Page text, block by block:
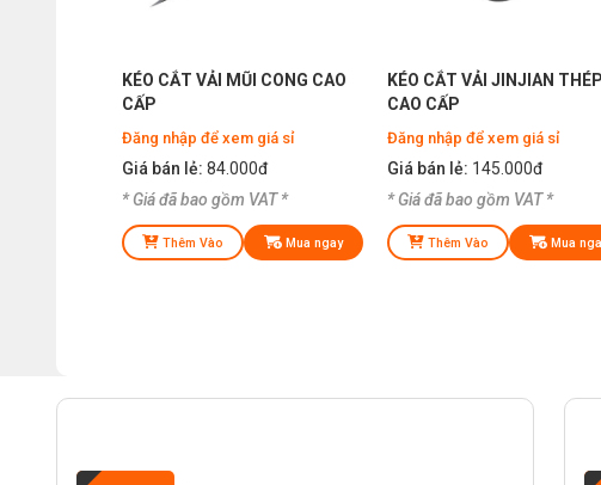
KÉO CẮT VẢI MŨI CONG CAO
CẤP
Đăng nhập để xem giá sỉ
Giá bán lẻ: 84.000đ
* Giá đã bao gồm VAT *
Thêm Vào Mua ngay
KÉO CẮT VẢI JINJIAN
CAO CẤP
Đăng nhập để xem giá sỉ
Giá bán lẻ: 145.000đ
* Giá đã bao gồm VAT *
Thêm Vào Mua